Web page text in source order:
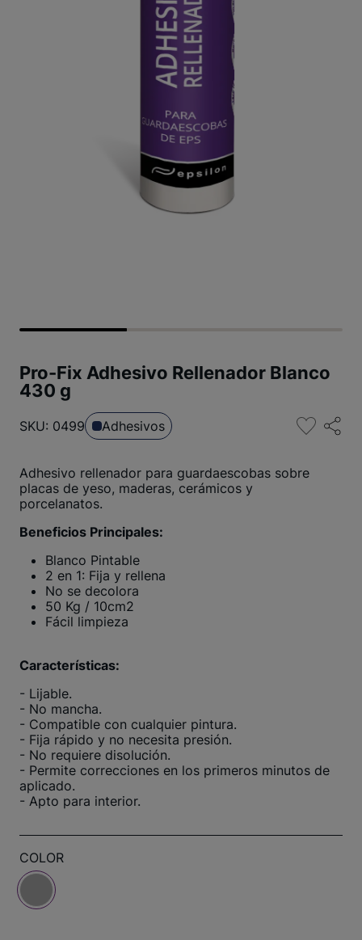
Pro-Fix Adhesivo Rellenador Blanco
430 g
SKU: 0499 Adhesivos
Adhesivo rellenador para guardaescobas sobre
placas de yeso, maderas, cerámicos y
porcelanatos.
Beneficios Principales:
Blanco Pintable
2 en 1: Fija y rellena
No se decolora
50 Kg / 10cm2
Fácil limpieza
Características:
- Lijable.
- No mancha.
- Compatible con cualquier pintura.
- Fija rápido y no necesita presión.
- No requiere disolución.
- Permite correcciones en los primeros minutos de
aplicado.
- Apto para interior.
COLOR